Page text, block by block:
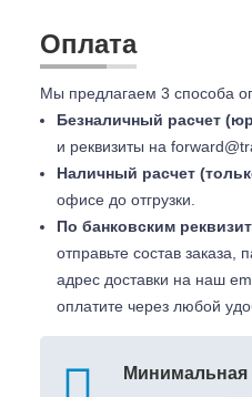
Оплата
Мы предлагаем 3 способа
Безналичный расчет
и реквизиты на
Наличный расчет
офисе до отгрузки.
По банковским
отправьте состав заказа,
адрес доставки на наш
оплатите через любой
Минимальная